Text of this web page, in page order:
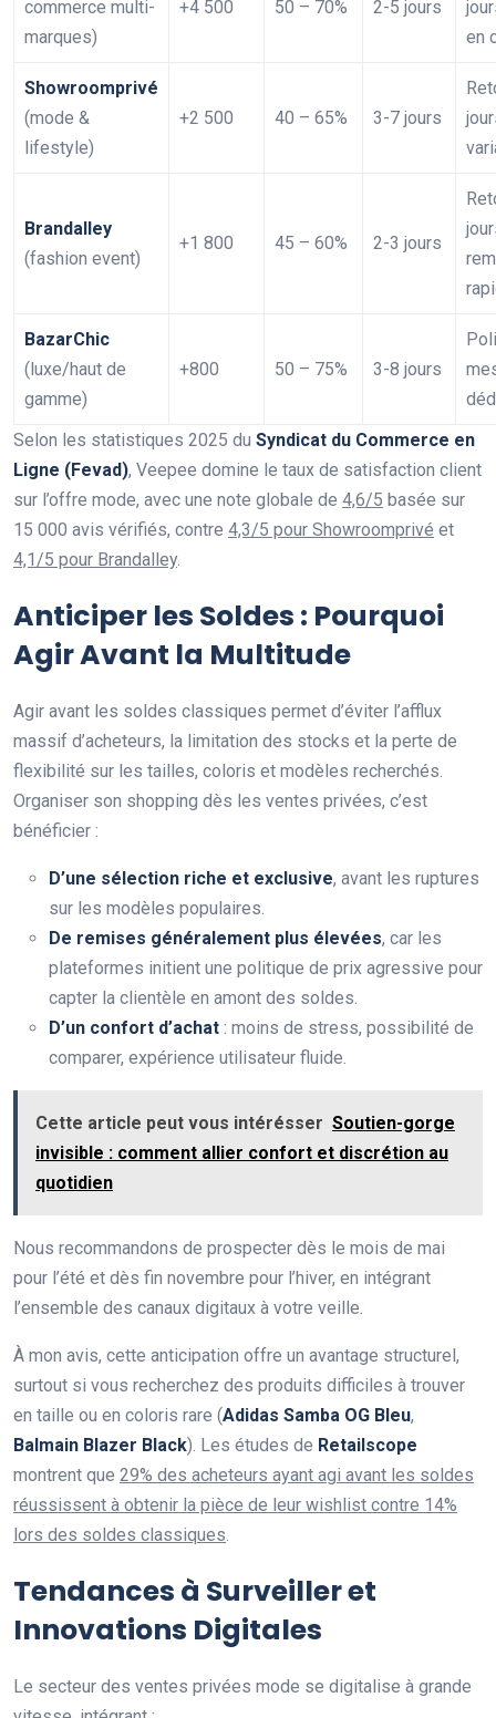
commerce multi-
marques)
+4 500 50 – 70% 2-5 jours
en
Showroomprivé
(mode &
lifestyle)
+2 500 40 – 65% 3-7 jours
Brandalley
(fashion event)
+1 800 45 – 60% 2-3 jours
BazarChic
(luxe/haut de
gamme)
+800 50 – 75% 3-8 jours
Selon les statistiques 2025 du Syndicat du Commerce en
Ligne (Fevad), Veepee domine le taux de satisfaction client
sur l’offre mode, avec une note globale de 4,6/5 basée sur
15 000 avis vérifiés, contre 4,3/5 pour Showroomprivé et
4,1/5 pour Brandalley.
Anticiper les Soldes : Pourquoi
Agir Avant la Multitude
Agir avant les soldes classiques permet d’éviter l’afflux
massif d’acheteurs, la limitation des stocks et la perte de
flexibilité sur les tailles, coloris et modèles recherchés.
Organiser son shopping dès les ventes privées, c’est
bénéficier :
D’une sélection riche et exclusive, avant les ruptures
sur les modèles populaires.
De remises généralement plus élevées, car les
plateformes initient une politique de prix agressive pour
capter la clientèle en amont des soldes.
D’un confort d’achat : moins de stress, possibilité de
comparer, expérience utilisateur fluide.
Cette article peut vous intérésser Soutien-gorge
invisible : comment allier confort et discrétion au
quotidien
Nous recommandons de prospecter dès le mois de mai
pour l’été et dès fin novembre pour l’hiver, en intégrant
l’ensemble des canaux digitaux à votre veille.
À mon avis, cette anticipation offre un avantage structurel,
surtout si vous recherchez des produits difficiles à trouver
en taille ou en coloris rare (Adidas Samba OG Bleu,
Balmain Blazer Black). Les études de Retailscope
montrent que 29% des acheteurs ayant agi avant les soldes
réussissent à obtenir la pièce de leur wishlist contre 14%
lors des soldes classiques.
Tendances à Surveiller et
Innovations Digitales
Le secteur des ventes privées mode se digitalise à grande